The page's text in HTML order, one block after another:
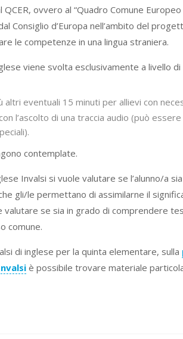
ovvero al “Quadro Comune
Consiglio d’Europa nell’ambito del
le competenze in una lingua straniera.
viene svolta esclusivamente a livello
altri eventuali 15 minuti per allievi con
l’ascolto di una traccia audio (può
contemplate.
Invalsi si vuole valutare se l’alunno/a
gli/le permettano di assimilarne il
valutare se sia in grado di comprendere
comune.
di inglese per la quinta elementare, sulla
è possibile trovare materiale